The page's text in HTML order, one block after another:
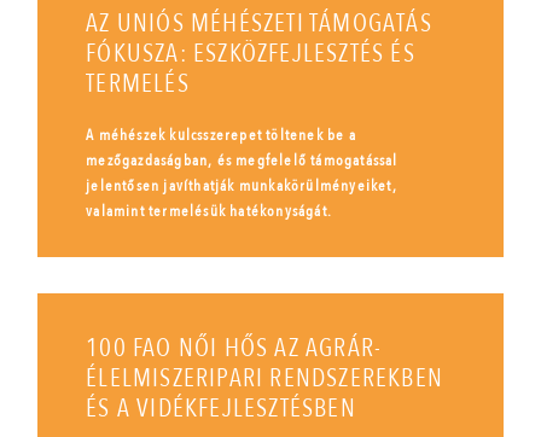
AZ UNIÓS MÉHÉSZETI TÁMOGATÁS
FÓKUSZA: ESZKÖZFEJLESZTÉS ÉS
TERMELÉS
A méhészek kulcsszerepet töltenek be a
mezőgazdaságban, és megfelelő támogatással
jelentősen javíthatják munkakörülményeiket,
valamint termelésük hatékonyságát.
100 FAO NŐI HŐS AZ AGRÁR-
ÉLELMISZERIPARI RENDSZEREKBEN
ÉS A VIDÉKFEJLESZTÉSBEN